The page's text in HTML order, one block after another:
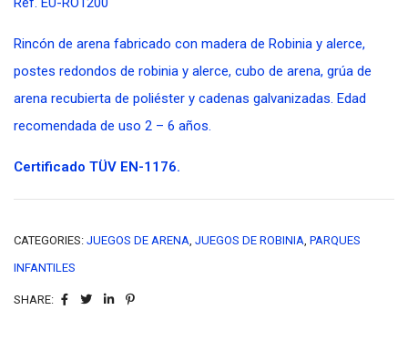
Rincón de arena fabricado con madera de Robinia y alerce,
postes redondos de robinia y alerce, cubo de arena, grúa de
arena recubierta de poliéster y cadenas galvanizadas. Edad
recomendada de uso 2 – 6 años.
Certificado TÜV EN-1176.
CATEGORIES: JUEGOS DE ARENA, JUEGOS DE ROBINIA, PARQUES
INFANTILES
SHARE: